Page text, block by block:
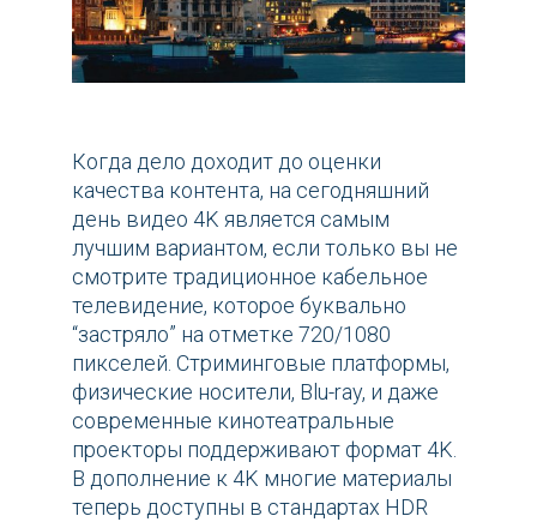
Когда дело доходит до оценки
качества контента, на сегодняшний
день видео 4K является самым
лучшим вариантом, если только вы не
смотрите традиционное кабельное
телевидение, которое буквально
“застряло” на отметке 720/1080
пикселей. Стриминговые платформы,
физические носители, Blu-ray, и даже
современные кинотеатральные
проекторы поддерживают формат 4K.
В дополнение к 4K многие материалы
теперь доступны в стандартах HDR